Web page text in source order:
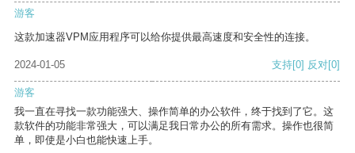
游客
这款加速器VPM应用程序可以给你提供最高速度和安全性的连接。
2024-01-05 支持[0] 反对[0]
游客
我一直在寻找一款功能强大、操作简单的办公软件，终于找到了它。这
款软件的功能非常强大，可以满足我日常办公的所有需求。操作也很简
单，即使是小白也能快速上手。